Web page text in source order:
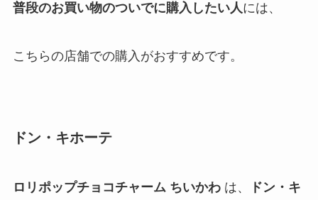
普段のお買い物のついでに購入したい人には、
こちらの店舗での購入がおすすめです。
ドン・キホーテ
ロリポップチョコチャーム ちいかわ は、
ドン・キ